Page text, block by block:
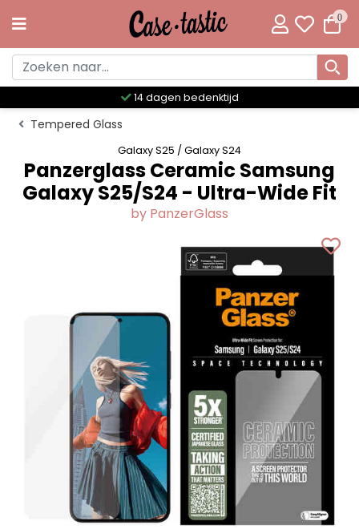
0
14 dagen bedenktijd
Tempered Glass
Galaxy S25 / Galaxy S24
Panzerglass Ceramic Samsung
Galaxy S25/S24 - Ultra-Wide Fit
by PanzerGlass